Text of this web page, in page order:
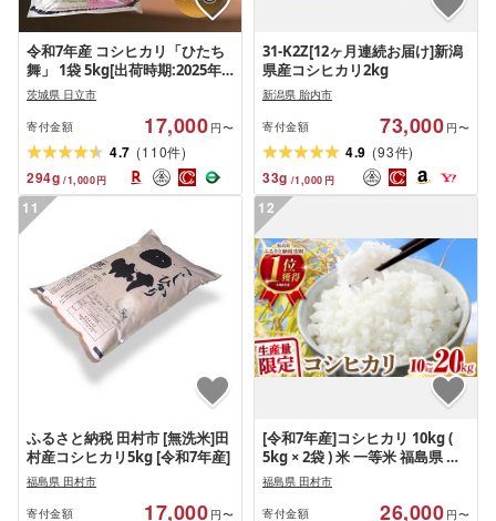
令和7年産 コシヒカリ「ひたち
舞」 1袋 5kg[出荷時期:2025年
10月下旬より順次出荷][ 米 茨城
県 日立市 ]
茨城県 日立市
寄付金額 17,000 円〜
4.7 (110件)
294g /1,000円
31-K2Z[12ヶ月連続お届け]新潟
県産コシヒカリ2kg
新潟県 胎内市
寄付金額 73,000 円〜
4.9 (93件)
33g /1,000 円
11
ふるさと納税 田村市 [無洗米]田
村産コシヒカリ5kg [令和7年産]
福島県 田村市
寄付金額 17,000 円〜
12
[令和7年産]コシヒカリ 10kg (
5kg × 2袋 ) 米 一等米 福島県 田
村市 ふぁせるたむら
福島県 田村市
寄付金額 26,000 円〜